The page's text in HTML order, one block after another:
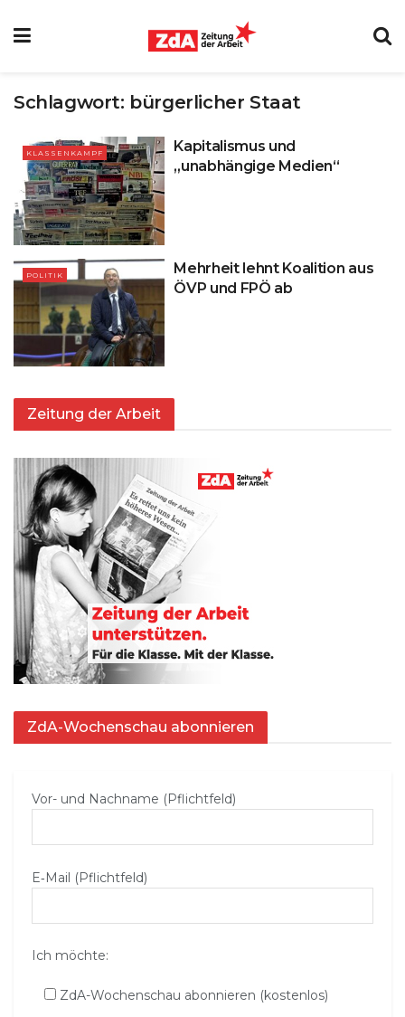
Schlagwort: bürgerlicher Staat
KLASSENKAMPF
Kapitalismus und
„unabhängige Medien“
POLITIK
Mehrheit lehnt Koalition aus
ÖVP und FPÖ ab
Zeitung der Arbeit
ZdA-Wochenschau abonnieren
Vor- und Nachname (Pflichtfeld)
E‑Mail (Pflichtfeld)
Ich möchte:
ZdA-Wochenschau abonnieren (kostenlos)